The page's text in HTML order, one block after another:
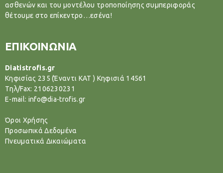
ασθενών και του μοντέλου τροποποίησης συμπεριφοράς
θέτουμε στο επίκεντρο…εσένα!
ΕΠΙΚΟΙΝΩΝΙΑ
Diatistrofis.gr
Κηφισίας 235 (Έναντι ΚΑΤ ) Κηφισιά 14561
Tηλ/Fax: 2106230231
E-mail: info@dia-trofis.gr
Όροι Χρήσης
Προσωπικά Δεδομένα
Πνευματικά Δικαιώματα